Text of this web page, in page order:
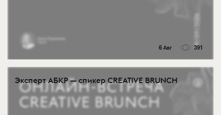
6 Авг 391
Эксперт АБКР — спикер CREATIVE BRUNCH